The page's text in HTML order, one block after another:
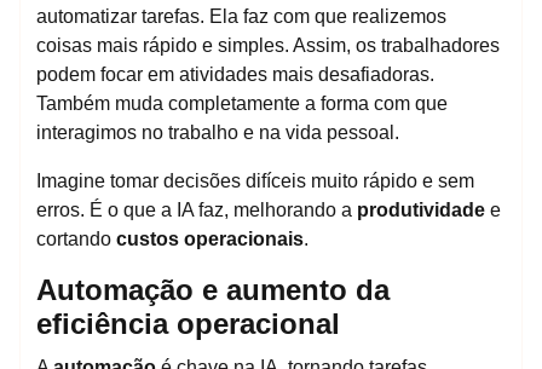
automatizar tarefas. Ela faz com que realizemos
coisas mais rápido e simples. Assim, os trabalhadores
podem focar em atividades mais desafiadoras.
Também muda completamente a forma com que
interagimos no trabalho e na vida pessoal.
Imagine tomar decisões difíceis muito rápido e sem
erros. É o que a IA faz, melhorando a produtividade e
cortando custos operacionais.
Automação e aumento da
eficiência operacional